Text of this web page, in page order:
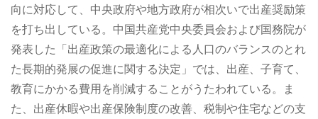
向に対応して、中央政府や地方政府が相次いで出産奨励策
を打ち出している。中国共産党中央委員会および国務院が
発表した「出産政策の最適化による人口のバランスのとれ
た長期的発展の促進に関する決定」では、出産、子育て、
教育にかかる費用を削減することがうたわれている。ま
た、出産休暇や出産保険制度の改善、税制や住宅などの支